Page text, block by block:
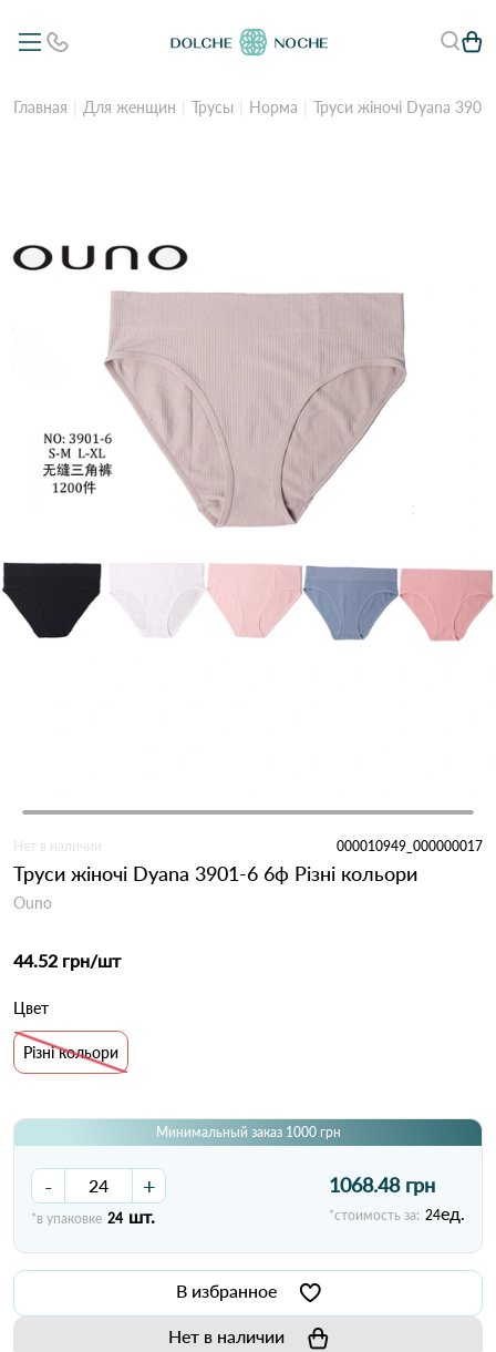
Главная Для женщин Трусы Норма Труси жіночі Dyana
Нет в наличии 000010949_000000017
Труси жіночі Dyana 3901-6 6ф Різні кольори
Ouno
44.52 грн/шт
Цвет
Різні кольори
Минимальный заказ 1000 грн
- +
*в упаковке 24 шт.
1068.48 грн
*стоимость за: 24ед.
В избранное
Нет в наличии